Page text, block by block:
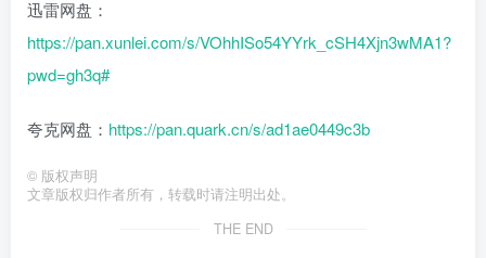
迅雷网盘：
https://pan.xunlei.com/s/VOhhISo54YYrk_cSH4Xjn3wMA1?
pwd=gh3q#
夸克网盘： https://pan.quark.cn/s/ad1ae0449c3b
© 版权声明
文章版权归作者所有，转载时请注明出处。
THE END